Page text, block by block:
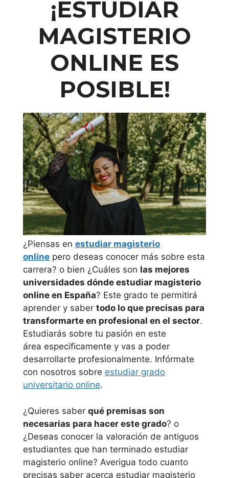
¡ESTUDIAR
MAGISTERIO
ONLINE ES
POSIBLE!
¿Piensas en estudiar magisterio
online pero deseas conocer más sobre esta
carrera? o bien ¿Cuáles son las mejores
universidades dónde estudiar magisterio
online en España? Este grado te permitirá
aprender y saber todo lo que precisas para
transformarte en profesional en el sector.
Estudiarás sobre tu pasión en este
área especificamente y vas a poder
desarrollarte profesionalmente. Infórmate
con nosotros sobre estudiar grado
universitario online.
¿Quieres saber qué premisas son
necesarias para hacer este grado? o
¿Deseas conocer la valoración de antiguos
estudiantes que han terminado estudiar
magisterio online? Averigua todo cuanto
precisas saber acerca estudiar magisterio